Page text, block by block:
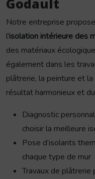
Godault
Notre entreprise
l'isolation intérieure des
des matériaux
également dans les
plâtrerie, la peinture et
résultat harmonieux et
Diagnostic
choisir la meilleure
Pose d’isolants
chaque type de mur
Travaux de